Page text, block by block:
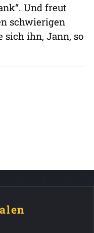
Und freut
schwierigen
sich ihn, Jann, so